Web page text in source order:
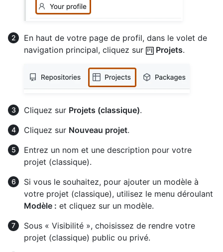
En haut de votre page de profil, dans le volet de
navigation principal, cliquez sur
Projets.
Cliquez sur Projets (classique).
Cliquez sur Nouveau projet.
Entrez un nom et une description pour votre
projet (classique).
Si vous le souhaitez, pour ajouter un modèle à
votre projet (classique), utilisez le menu déroulant
Modèle : et cliquez sur un modèle.
Sous « Visibilité », choisissez de rendre votre
projet (classique) public ou privé.